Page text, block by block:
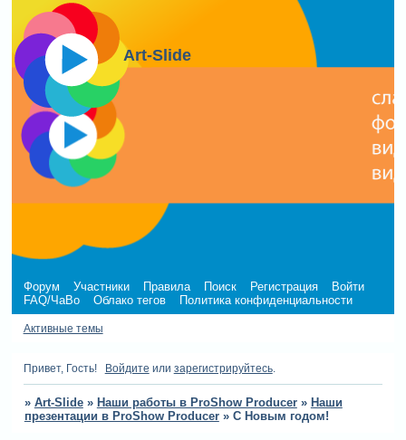
Art-Slide
Форум Участники Правила Поиск Регистрация
Войти
FAQ/ЧаВо
Облако тегов Политика конфиденциальности
Активные темы
Привет, Гость! Войдите или зарегистрируйтесь.
» Art-Slide » Наши работы в ProShow Producer » Наши
презентации в ProShow Producer » С Новым годом!